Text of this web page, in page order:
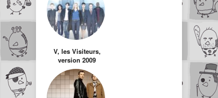
V, les Visiteurs,
version 2009